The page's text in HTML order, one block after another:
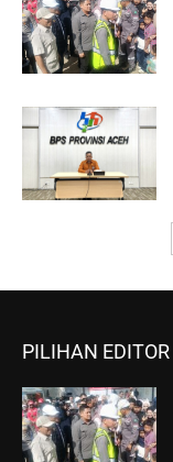
PILIHAN EDITOR